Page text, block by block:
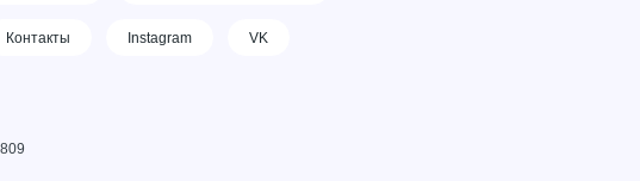
Контакты Instagram VK